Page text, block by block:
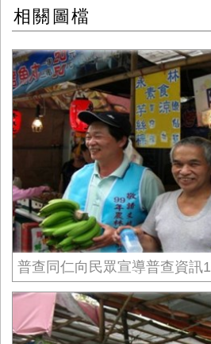
相關圖檔
普查同仁向民眾宣導普查資訊1